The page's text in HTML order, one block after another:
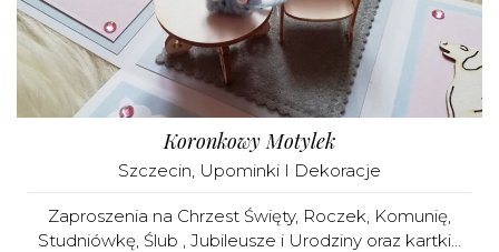
Koronkowy Motylek
Szczecin, Upominki I Dekoracje
Zaproszenia na Chrzest Święty, Roczek, Komunię,
Studniówkę, Ślub , Jubileusze i Urodziny oraz kartki...